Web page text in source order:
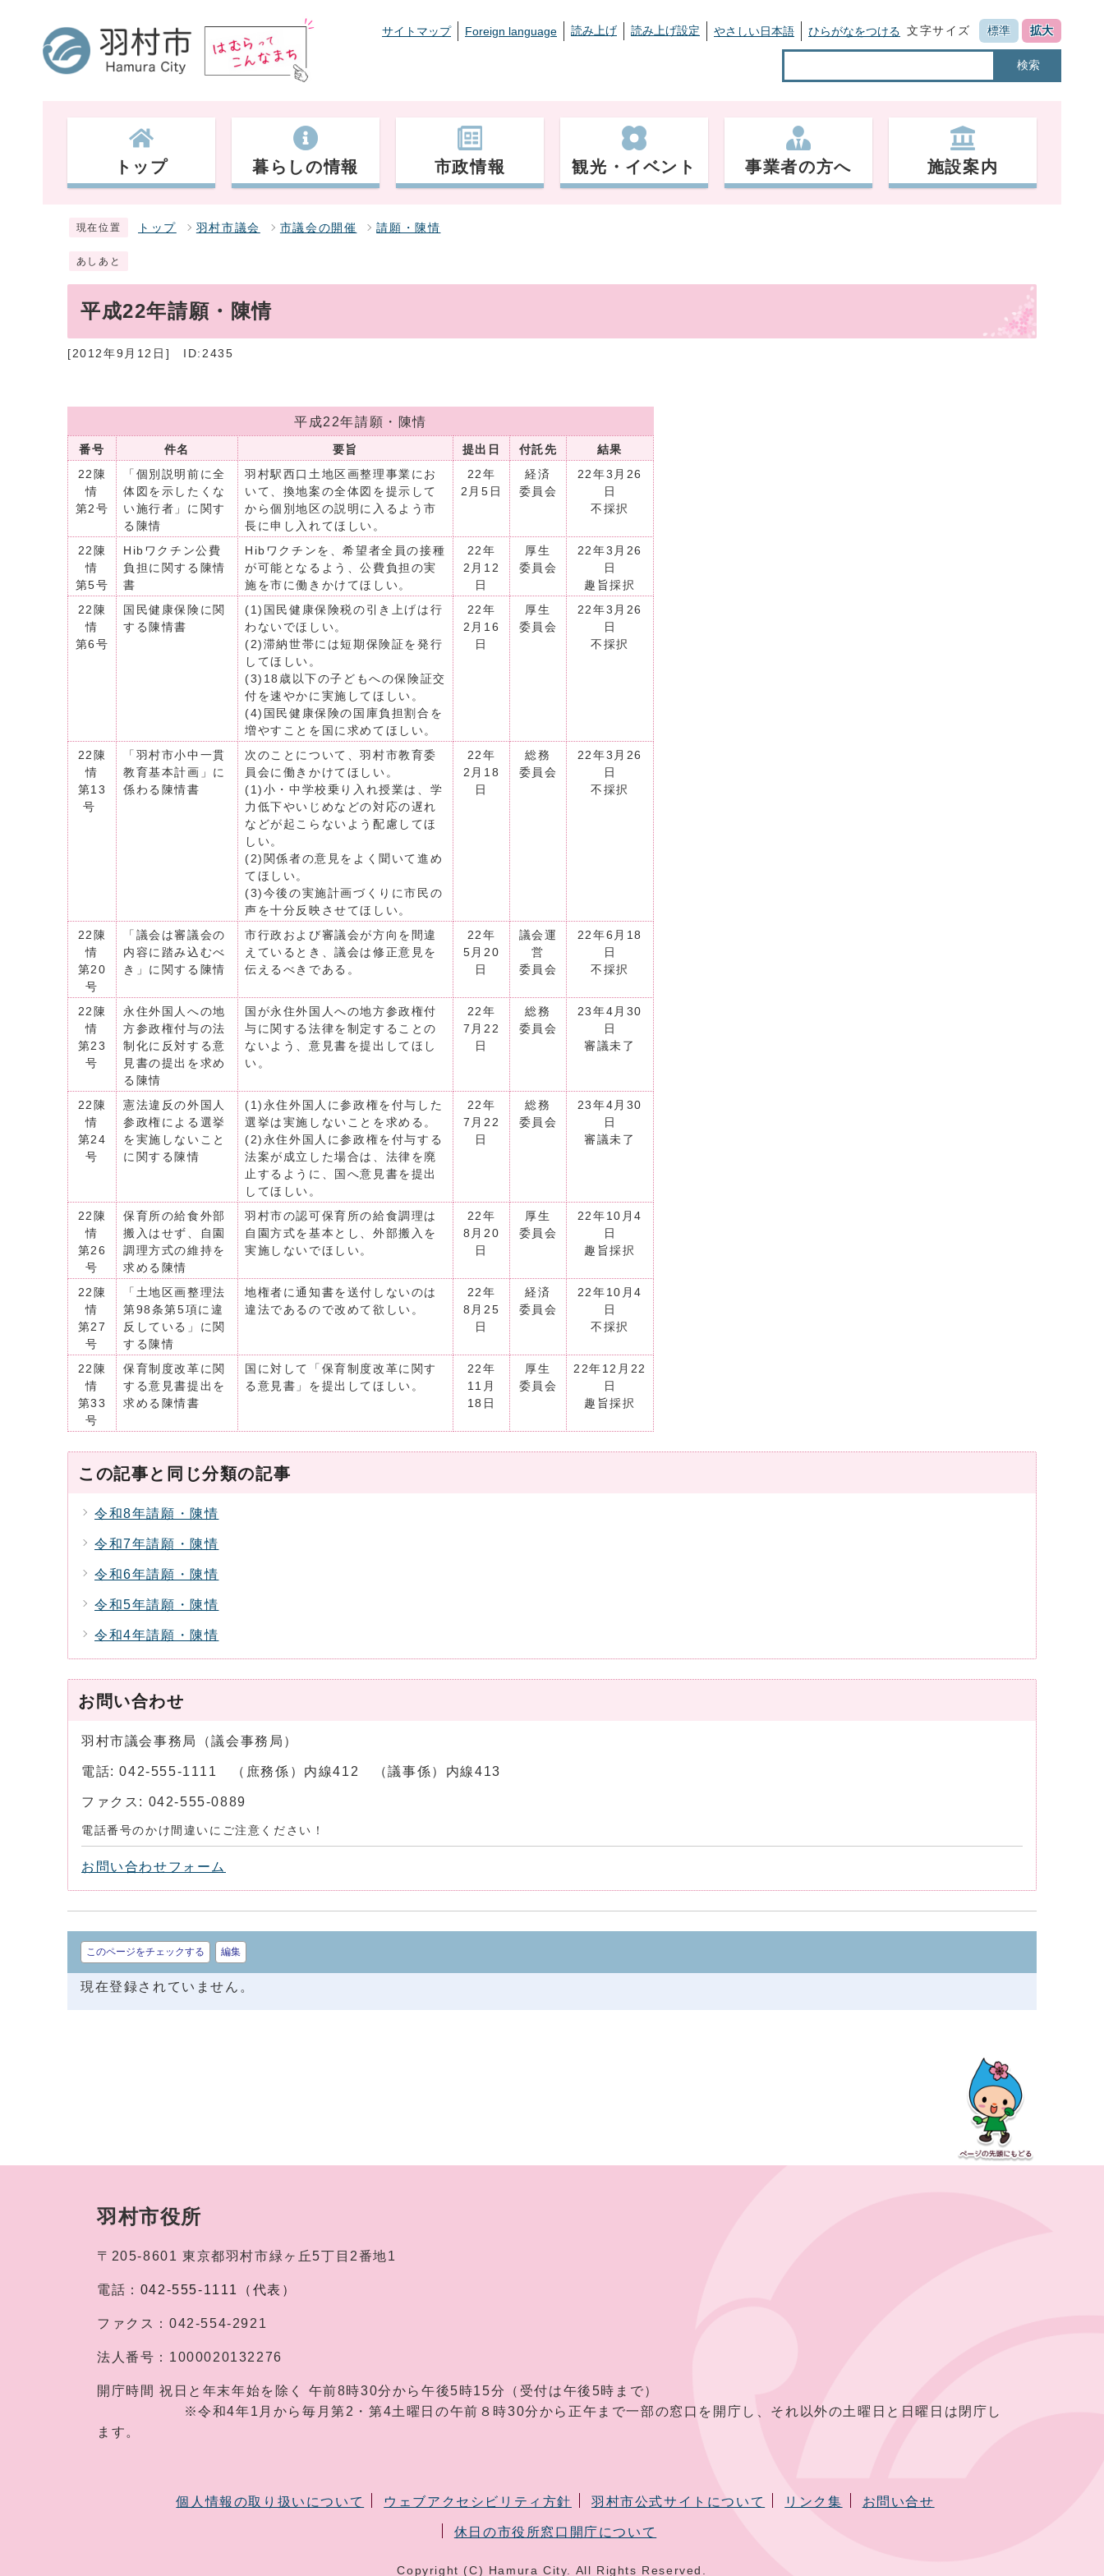
サイトマップ Foreign language 読み上げ 読み上げ設定 やさしい日本語 ひらがなをつける 文字サイズ 標準 拡大
検索
トップ 暮らしの情報 市政情報 観光・イベント 事業者の方へ 施設案内
現在位置 トップ 羽村市議会 市議会の開催 請願・陳情
あしあと
平成22年請願・陳情
[2012年9月12日] ID:2435
平成22年請願・陳情
番号 件名 要旨 提出日 付託先
結果
22陳
情
第2号
「個別説明前に全
体図を示したくな
い施行者」に関す
る陳情
羽村駅西口土地区画整理事業にお
いて、換地案の全体図を提示して
から個別地区の説明に入るよう市
長に申し入れてほしい。
22年
2月5日
経済
委員会
22年3月26
日
不採択
22陳
情
第5号
Hibワクチン公費
負担に関する陳情
書
Hibワクチンを、希望者全員の接種
が可能となるよう、公費負担の実
施を市に働きかけてほしい。
22年
2月12
日
厚生
委員会
22年3月26
日
趣旨採択
22陳
情
第6号
国民健康保険に関
する陳情書
(1)国民健康保険税の引き上げは行
わないでほしい。
(2)滞納世帯には短期保険証を発行
してほしい。
(3)18歳以下の子どもへの保険証交
付を速やかに実施してほしい。
(4)国民健康保険の国庫負担割合を
増やすことを国に求めてほしい。
22年
2月16
日
厚生
委員会
22年3月26
日
不採択
22陳
情
第13
号
「羽村市小中一貫
教育基本計画」に
係わる陳情書
次のことについて、羽村市教育委
員会に働きかけてほしい。
(1)小・中学校乗り入れ授業は、学
力低下やいじめなどの対応の遅れ
などが起こらないよう配慮してほ
しい。
(2)関係者の意見をよく聞いて進め
てほしい。
(3)今後の実施計画づくりに市民の
声を十分反映させてほしい。
22年
2月18
日
総務
委員会
22年3月26
日
不採択
22陳
情
第20
号
「議会は審議会の
内容に踏み込むべ
き」に関する陳情
市行政および審議会が方向を間違
えているとき、議会は修正意見を
伝えるべきである。
22年
5月20
日
議会運
営
委員会
22年6月18
日
不採択
22陳
情
第23
号
永住外国人への地
方参政権付与の法
制化に反対する意
見書の提出を求め
る陳情
国が永住外国人への地方参政権付
与に関する法律を制定することの
ないよう、意見書を提出してほし
い。
22年
7月22
日
総務
委員会
23年4月30
日
審議未了
22陳
情
第24
号
憲法違反の外国人
参政権による選挙
を実施しないこと
に関する陳情
(1)永住外国人に参政権を付与した
選挙は実施しないことを求める。
(2)永住外国人に参政権を付与する
法案が成立した場合は、法律を廃
止するように、国へ意見書を提出
してほしい。
22年
7月22
日
総務
委員会
23年4月30
日
審議未了
22陳
情
第26
号
保育所の給食外部
搬入はせず、自園
調理方式の維持を
求める陳情
羽村市の認可保育所の給食調理は
自園方式を基本とし、外部搬入を
実施しないでほしい。
22年
8月20
日
厚生
委員会
22年10月4
日
趣旨採択
22陳
情
第27
号
「土地区画整理法
第98条第5項に違
反している」に関
する陳情
地権者に通知書を送付しないのは
違法であるので改めて欲しい。
22年
8月25
日
経済
委員会
22年10月4
日
不採択
22陳
情
第33
号
保育制度改革に関
する意見書提出を
求める陳情書
国に対して「保育制度改革に関す
る意見書」を提出してほしい。
22年
11月
18日
厚生
委員会
22年12月22
日
趣旨採択
この記事と同じ分類の記事
令和8年請願・陳情
令和7年請願・陳情
令和6年請願・陳情
令和5年請願・陳情
令和4年請願・陳情
お問い合わせ
羽村市議会事務局（議会事務局）
電話: 042-555-1111 （庶務係）内線412 （議事係）内線413
ファクス: 042-555-0889
電話番号のかけ間違いにご注意ください！
お問い合わせフォーム
このページをチェックする 編集
現在登録されていません。
羽村市役所
〒205-8601 東京都羽村市緑ヶ丘5丁目2番地1
電話： 042-555-1111（代表）
ファクス： 042-554-2921
法人番号： 1000020132276
開庁時間 祝日と年末年始を除く 午前8時30分から午後5時15分（受付は午後5時まで）
※令和4年1月から毎月第2・第4土曜日の午前８時30分から正午まで一部の窓口を開庁し、それ以外の土曜日と日曜日は閉庁し
ます。
個人情報の取り扱いについて ウェブアクセシビリティ方針 羽村市公式サイトについて リンク集 お問い合せ
休日の市役所窓口開庁について
Copyright (C) Hamura City. All Rights Reserved.